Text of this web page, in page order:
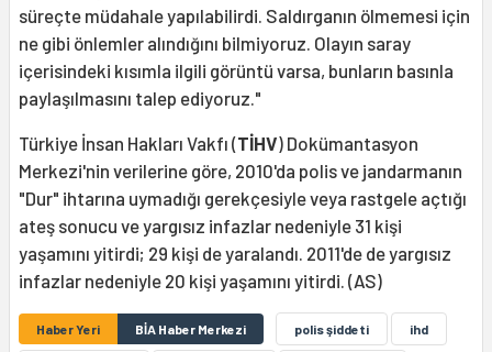
süreçte müdahale yapılabilirdi. Saldırganın ölmemesi için
ne gibi önlemler alındığını bilmiyoruz. Olayın saray
içerisindeki kısımla ilgili görüntü varsa, bunların basınla
paylaşılmasını talep ediyoruz."
Türkiye İnsan Hakları Vakfı (TİHV) Dokümantasyon
Merkezi'nin verilerine göre, 2010'da polis ve jandarmanın
"Dur" ihtarına uymadığı gerekçesiyle veya rastgele açtığı
ateş sonucu ve yargısız infazlar nedeniyle 31 kişi
yaşamını yitirdi; 29 kişi de yaralandı. 2011'de de yargısız
infazlar nedeniyle 20 kişi yaşamını yitirdi. (AS)
Haber Yeri BİA Haber Merkezi polis şiddeti ihd